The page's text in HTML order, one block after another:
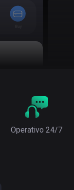
Operativo 24/7